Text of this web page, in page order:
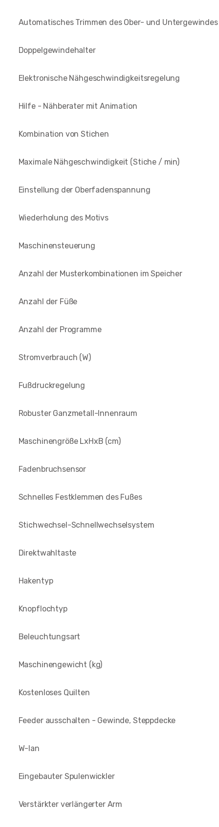
Automatisches Trimmen des Ober- und Untergewindes
Doppelgewindehalter
Elektronische Nähgeschwindigkeitsregelung
Hilfe - Nähberater mit Animation
Kombination von Stichen
Maximale Nähgeschwindigkeit (Stiche / min)
Einstellung der Oberfadenspannung
Wiederholung des Motivs
Maschinensteuerung
Anzahl der Musterkombinationen im Speicher
Anzahl der Füße
Anzahl der Programme
Stromverbrauch (W)
Fußdruckregelung
Robuster Ganzmetall-Innenraum
Maschinengröße LxHxB (cm)
Fadenbruchsensor
Schnelles Festklemmen des Fußes
Stichwechsel-Schnellwechselsystem
Direktwahltaste
Hakentyp
Knopflochtyp
Beleuchtungsart
Maschinengewicht (kg)
Kostenloses Quilten
Feeder ausschalten - Gewinde, Steppdecke
W-lan
Eingebauter Spulenwickler
Verstärkter verlängerter Arm